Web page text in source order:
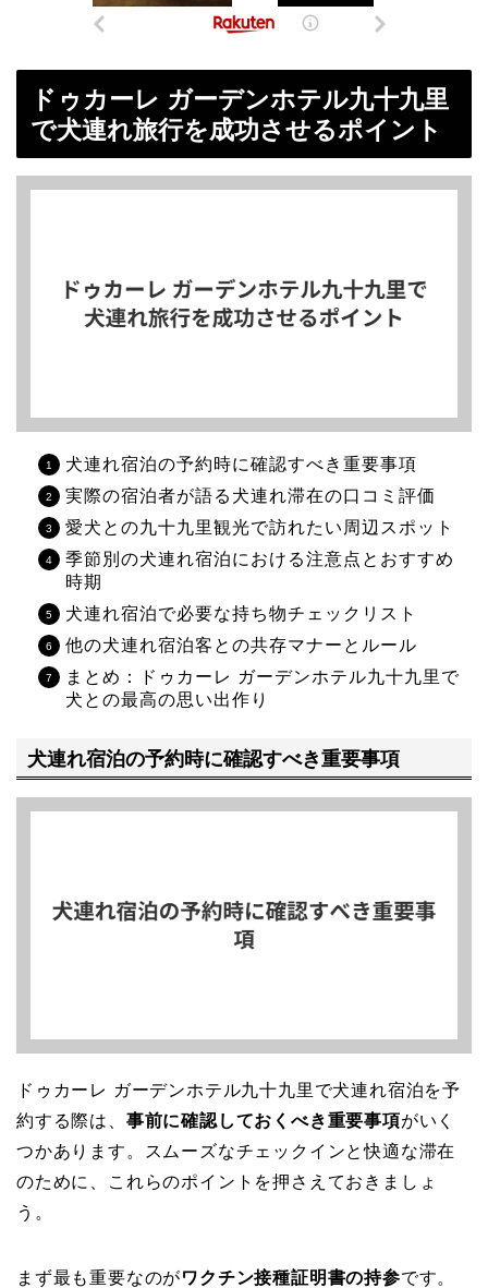
ドゥカーレ ガーデンホテル九十九里
で犬連れ旅行を成功させるポイント
犬連れ宿泊の予約時に確認すべき重要事項
実際の宿泊者が語る犬連れ滞在の口コミ評価
愛犬との九十九里観光で訪れたい周辺スポット
季節別の犬連れ宿泊における注意点とおすすめ
時期
犬連れ宿泊で必要な持ち物チェックリスト
他の犬連れ宿泊客との共存マナーとルール
まとめ：ドゥカーレ ガーデンホテル九十九里で
犬との最高の思い出作り
犬連れ宿泊の予約時に確認すべき重要事項
ドゥカーレ ガーデンホテル九十九里で犬連れ宿泊を予
約する際は、 事前に確認しておくべき重要事項がいく
つかあります。スムーズなチェックインと快適な滞在
のために、これらのポイントを押さえておきましょ
う。
まず最も重要なのがワクチン接種証明書の持参です。